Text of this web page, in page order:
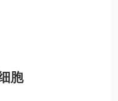
胞